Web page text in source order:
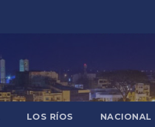
LOS RÍOS NACIONAL